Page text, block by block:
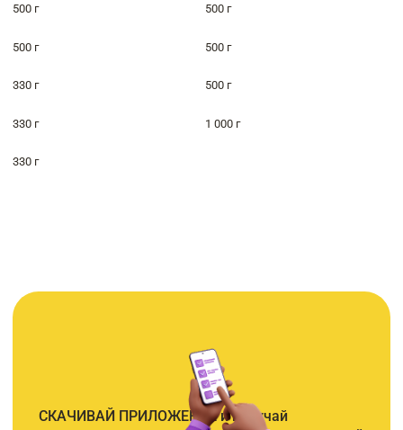
500 г 500 г
500 г 500 г
330 г 500 г
330 г 1 000 г
330 г
СКАЧИВАЙ ПРИЛОЖЕНИЕ и получай